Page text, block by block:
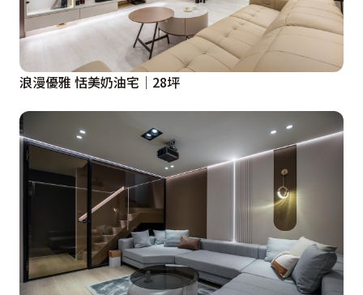
浪漫優雅 恬美奶油宅│28坪